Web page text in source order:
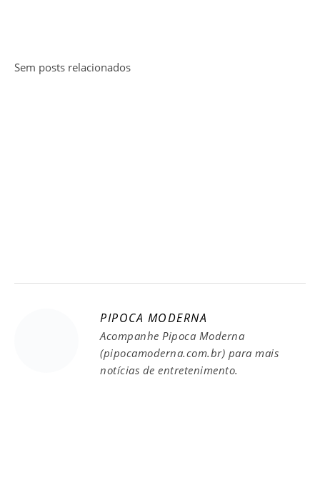
Sem posts relacionados
PIPOCA MODERNA
Acompanhe Pipoca Moderna
(pipocamoderna.com.br) para mais
notícias de entretenimento.